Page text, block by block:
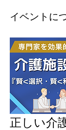
イベントに
正しい介